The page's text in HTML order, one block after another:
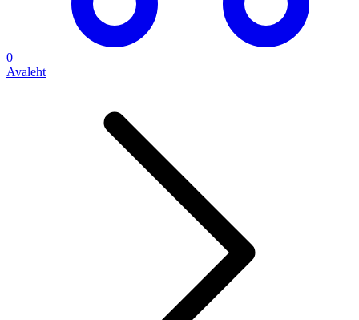
0
Avaleht